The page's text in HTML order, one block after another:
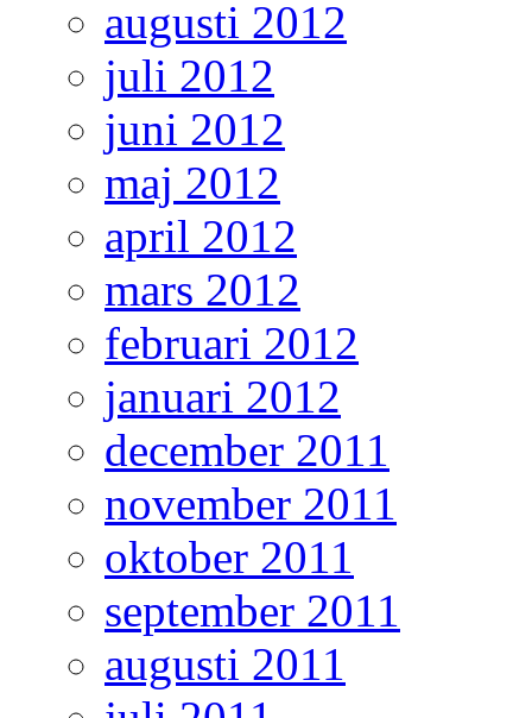
augusti 2012
juli 2012
juni 2012
maj 2012
april 2012
mars 2012
februari 2012
januari 2012
december 2011
november 2011
oktober 2011
september 2011
augusti 2011